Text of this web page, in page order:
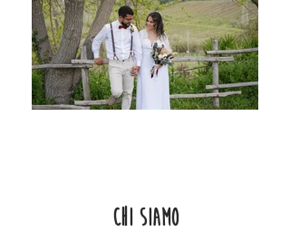
Chi siamo